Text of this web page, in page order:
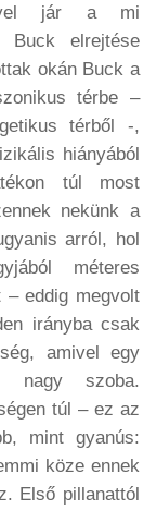
jár a mi
elrejtése
okán Buck a
térbe –
térből -,
hiányából
túl most
nekünk a
arról, hol
méteres
– eddig megvolt
irányba csak
amivel egy
szoba.
túl – ez az
mint gyanús:
köze ennek
Első pillanattól